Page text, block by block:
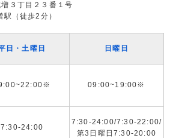
増３丁目２３番１号
（徒歩2分）
日・土曜日 日曜日
09:00~19:00※
7:30-24:00
7:30-24:00/7:30-22:00/
第3日曜日7:30-20:00